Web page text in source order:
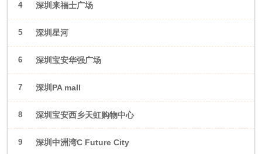
4 深圳来福士广场
5 深圳星河
WORLD·COCOPark
6 深圳宝安华强广场
7 深圳PA mall
8 深圳宝安西乡天虹购物中心
9 深圳中洲湾C Future City